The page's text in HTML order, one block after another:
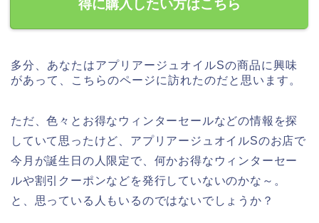
得に購入したい方はこちら
多分、あなたはアプリアージュオイルSの商品に興味
があって、こちらのページに訪れたのだと思います。
ただ、色々とお得なウィンターセールなどの情報を探
していて思ったけど、アプリアージュオイルSのお店で
今月が誕生日の人限定で、何かお得なウィンターセー
ルや割引クーポンなどを発行していないのかな～。
と、思っている人もいるのではないでしょうか？